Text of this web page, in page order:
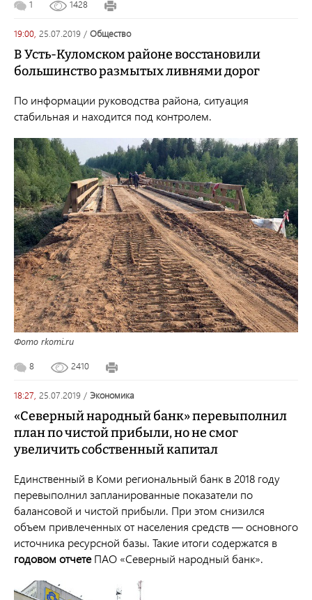
1 1428
19:00, 25.07.2019 / общество
В Усть-Куломском районе восстановили
большинство размытых ливнями дорог
По информации руководства района, ситуация
стабильная и находится под контролем.
Фото rkomi.ru
8 2410
18:27, 25.07.2019 / экономика
«Северный народный банк» перевыполнил
план по чистой прибыли, но не смог
увеличить собственный капитал
Единственный в Коми региональный банк в 2018 году
перевыполнил запланированные показатели по
балансовой и чистой прибыли. При этом снизился
объем привлеченных от населения средств — основного
источника ресурсной базы. Такие итоги содержатся в
годовом отчетеПАО «Северный народный банк».